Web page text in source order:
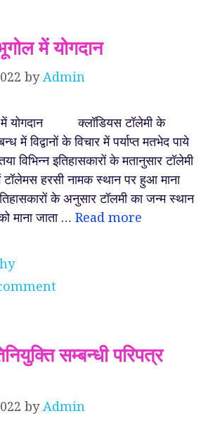
में योगदान
byAdmin
में योगदान क्लॉडियस टॉलेमी के
में विद्वानों के विचार में पर्याप्त मतभेद पाये
विभिन्न इतिहासकारों के मतानुसार टॉलेमी
हरसी नामक स्थान पर हुआ माना
के अनुसार टॉलमी का जन्म स्थान
माना जाता … Read more
सम्बन्धी परिपत्र
byAdmin